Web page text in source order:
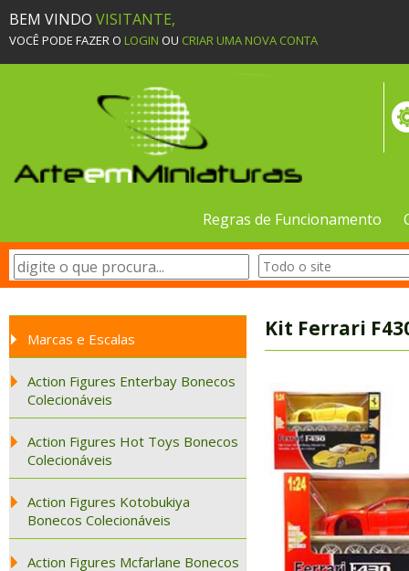
BEM VINDO VISITANTE,
VOCÊ PODE FAZER O LOGIN OU CRIAR UMA NOVA CONTA
Regras de Funcionamento
Marcas e Escalas
Action Figures Enterbay Bonecos
Colecionáveis
Action Figures Hot Toys Bonecos
Colecionáveis
Action Figures Kotobukiya
Bonecos Colecionáveis
Action Figures Mcfarlane Bonecos
Kit Ferrari